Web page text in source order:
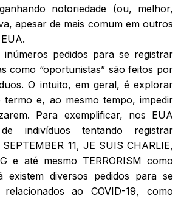
notoriedade (ou, melhor,
apesar de mais comum em outros
pedidos para se registrar
como “oportunistas” são feitos por
O intuito, em geral, é explorar
termo e, ao mesmo tempo, impedir
Para exemplificar, nos EUA
indivíduos tentando registrar
11, JE SUIS CHARLIE,
e até mesmo TERRORISM como
existem diversos pedidos para se
ao COVID-19, como